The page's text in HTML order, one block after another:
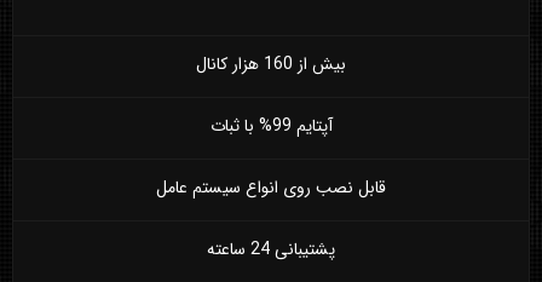
بیش از 160 هزار کانال
آپتایم 99% با ثبات
قابل نصب روی انواع سیستم عامل
پشتیبانی 24 ساعته